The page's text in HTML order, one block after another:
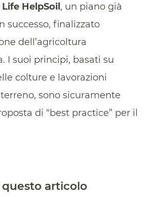
Life HelpSoil , un piano già
successo, finalizzato
dell’agricoltura
I suoi principi, basati su
colture e lavorazioni
sono sicuramente
di “best practice” per il
articolo